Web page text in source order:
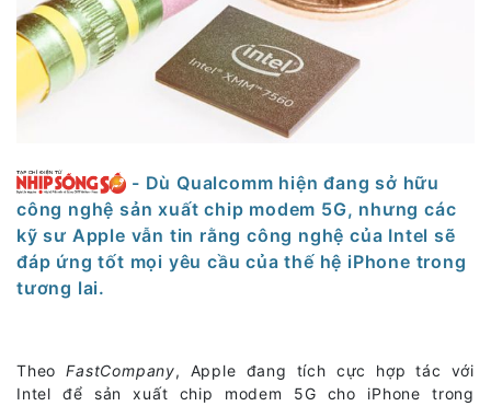
- Dù Qualcomm hiện đang sở hữu
công nghệ sản xuất chip modem 5G, nhưng các
kỹ sư Apple vẫn tin rằng công nghệ của Intel sẽ
đáp ứng tốt mọi yêu cầu của thế hệ iPhone trong
tương lai.
TheoFastCompany, Apple đang tích cực hợp tác với
Intel để sản xuất chip modem 5G cho iPhone trong